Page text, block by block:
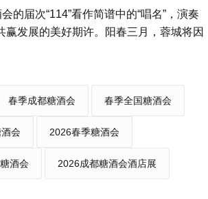
的届次“114”看作简谱中的“唱名”，演奏
赢发展的美好期许。阳春三月，蓉城将因
春季成都糖酒会 春季全国糖酒会
会 2026春季糖酒会
酒会 2026成都糖酒会酒店展